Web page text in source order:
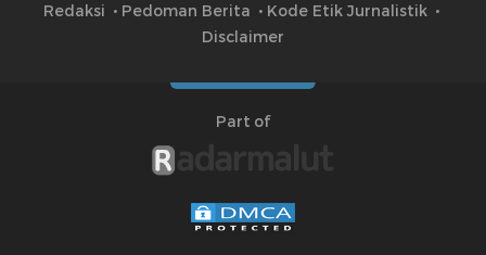
Redaksi Pedoman Berita
Kode Etik Jurnalistik
Disclaimer
Part of